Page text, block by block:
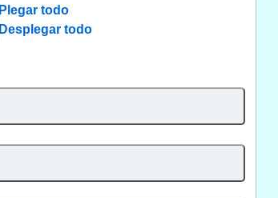
Plegar todo
Desplegar todo